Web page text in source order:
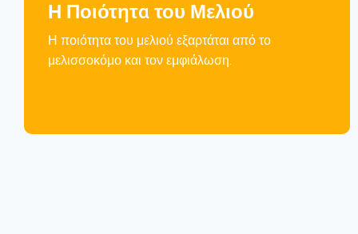
Η Ποιότητα του Μελιού
Η ποιότητα του μελιού εξαρτάται από το
μελισσοκόμο και τον εμφιάλωση.